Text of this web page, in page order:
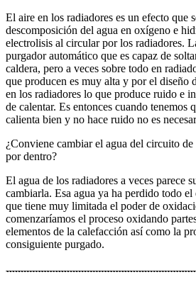
El aire en los radiadores es un efecto que
descomposición del agua en oxígeno e
electrolisis al circular por los radiadores.
purgador automático que es capaz de
caldera, pero a veces sobre todo en
que producen es muy alta y por el diseño
en los radiadores lo que produce ruido e
de calentar. Es entonces cuando tenemos
calienta bien y no hace ruido no es
¿Conviene cambiar el agua del circuito
por dentro?
El agua de los radiadores a veces parece
cambiarla. Esa agua ya ha perdido todo
que tiene muy limitada el poder de
comenzaríamos el proceso oxidando
elementos de la calefacción así como la
consiguiente purgado.